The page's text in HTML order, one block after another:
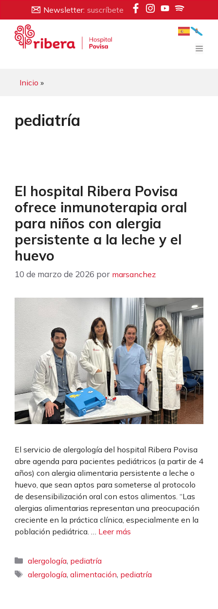
al
contenido
Inicio »
pediatría
El hospital Ribera Povisa
ofrece inmunoterapia oral
para niños con alergia
persistente a la leche y el
huevo
10 de marzo de 2026 por marsanchez
El servicio de alergología del hospital Ribera Povisa
abre agenda para pacientes pediátricos (a partir de 4
años) con alergia alimentaria persistente a leche o
huevo, que sean aptos para someterse al protocolo
de desensibilización oral con estos alimentos. “Las
alergias alimentarias representan una preocupación
creciente en la práctica clínica, especialmente en la
población pediátrica. … Leer más
Categorías
alergología, pediatría
Etiquetas
alergología,alimentación, pediatría
Newsletter: suscríbete